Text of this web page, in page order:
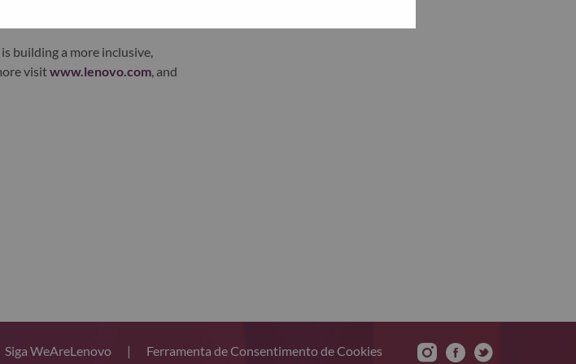
building a more inclusive,
visitwww.lenovo.com, and
Siga WeAreLenovo | Ferramenta de Consentimento de Cookies